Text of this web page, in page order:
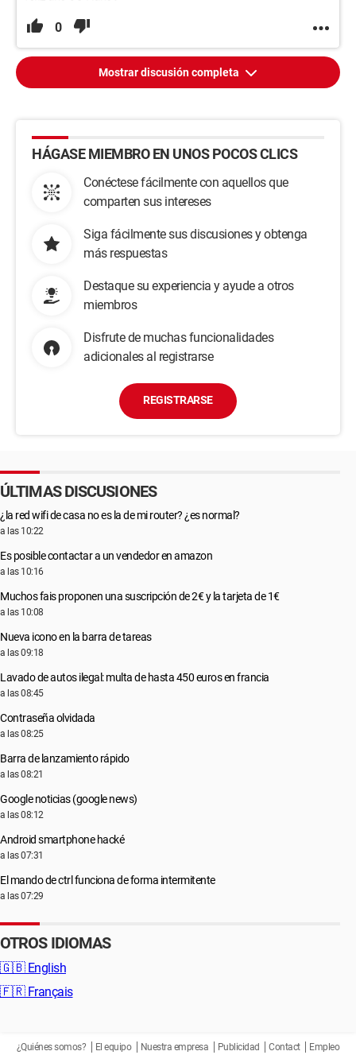
0
Mostrar discusión completa
HÁGASE MIEMBRO EN UNOS POCOS CLICS
Conéctese fácilmente con aquellos que
comparten sus intereses
Siga fácilmente sus discusiones y obtenga
más respuestas
Destaque su experiencia y ayude a otros
miembros
Disfrute de muchas funcionalidades
adicionales al registrarse
REGISTRARSE
ÚLTIMAS DISCUSIONES
¿la red wifi de casa no es la de mi router? ¿es normal?
a las 10:22
Es posible contactar a un vendedor en amazon
a las 10:16
Muchos fais proponen una suscripción de 2€ y la tarjeta de 1€
a las 10:08
Nueva icono en la barra de tareas
a las 09:18
Lavado de autos ilegal: multa de hasta 450 euros en francia
a las 08:45
Contraseña olvidada
a las 08:25
Barra de lanzamiento rápido
a las 08:21
Google noticias (google news)
a las 08:12
Android smartphone hacké
a las 07:31
El mando de ctrl funciona de forma intermitente
a las 07:29
OTROS IDIOMAS
🇬🇧 English
🇫🇷 Français
¿Quiénes somos? El equipo Nuestra empresa Publicidad Contact Empleo